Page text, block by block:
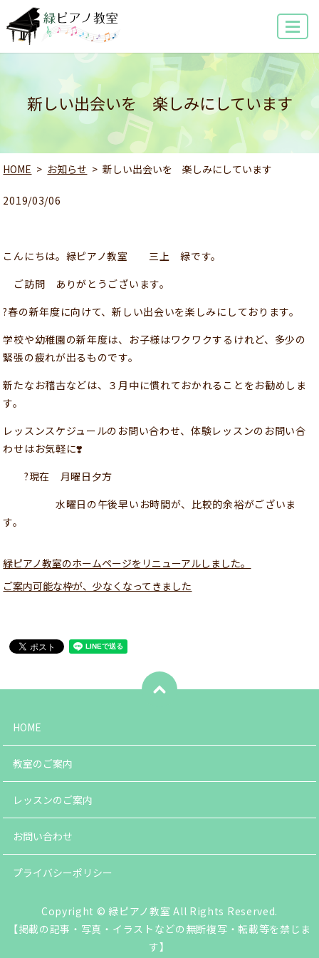
MENU
新しい出会いを 楽しみにしています
HOME お知らせ 新しい出会いを 楽しみにしています
2019/03/06
こんにちは。緑ピアノ教室 三上 緑です。
ご訪問 ありがとうございます。
?春の新年度に向けて、新しい出会いを楽しみにしております。
学校や幼稚園の新年度は、お子様はワクワクするけれど、多少の
緊張の疲れが出るものです。
新たなお稽古などは、３月中に慣れておかれることをお勧めしま
す。
レッスンスケジュールのお問い合わせ、体験レッスンのお問い合
わせはお気軽に❣️
?現在 月曜日夕方
水曜日の午後早いお時間が、比較的余裕がございま
す。
緑ピアノ教室のホームページをリニューアルしました。
ご案内可能な枠が、少なくなってきました
HOME
教室のご案内
レッスンのご案内
お問い合わせ
プライバシーポリシー
Copyright © 緑ピアノ教室 All Rights Reserved.
【掲載の記事・写真・イラストなどの無断複写・転載等を禁じま
す】